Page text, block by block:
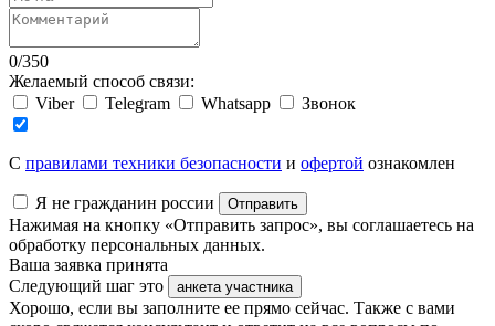
0/350
Желаемый способ связи:
Viber
Telegram Whatsapp Звонок
C правилами техники безопасности и офертой ознакомлен
Я не гражданин россии Отправить
Нажимая на кнопку «Отправить запрос», вы соглашаетесь на
обработку персональных данных.
Ваша заявка принята
Следующий шаг это
анкета участника
Хорошо, если вы заполните ее прямо сейчас. Также с вами